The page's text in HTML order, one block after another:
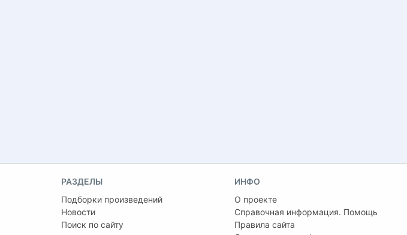
РАЗДЕЛЫ
Подборки произведений
Новости
Поиск по сайту
ИНФО
О проекте
Справочная информация. Помощь
Правила сайта